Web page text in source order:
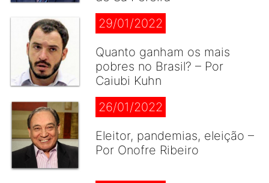
29/01/2022
Quanto ganham os mais
pobres no Brasil? – Por
Caiubi Kuhn
26/01/2022
Eleitor, pandemias, eleição –
Por Onofre Ribeiro